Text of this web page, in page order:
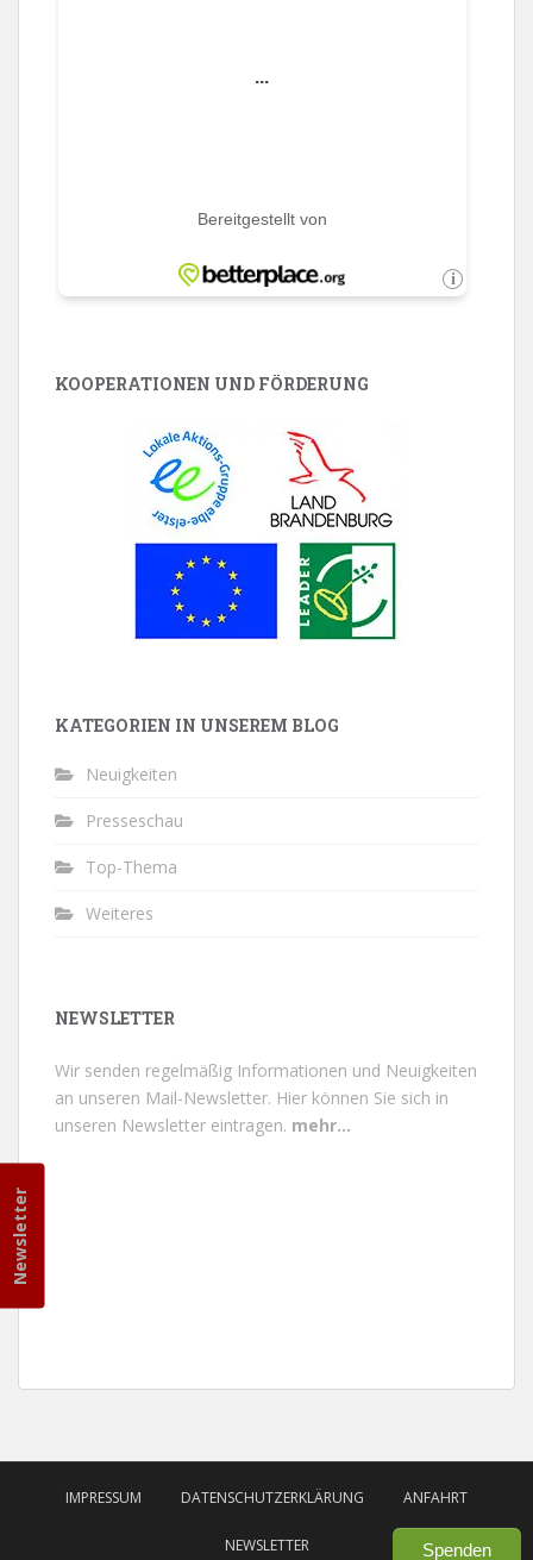
KOOPERATIONEN UND FÖRDERUNG
KATEGORIEN IN UNSEREM BLOG
Neuigkeiten
Presseschau
Top-Thema
Weiteres
NEWSLETTER
Newsletter
Wir senden regelmäßig Informationen und Neuigkeiten
an unseren Mail-Newsletter. Hier können Sie sich in
unseren Newsletter eintragen. mehr...
IMPRESSUM DATENSCHUTZERKLÄRUNG ANFAHRT
NEWSLETTER Spenden